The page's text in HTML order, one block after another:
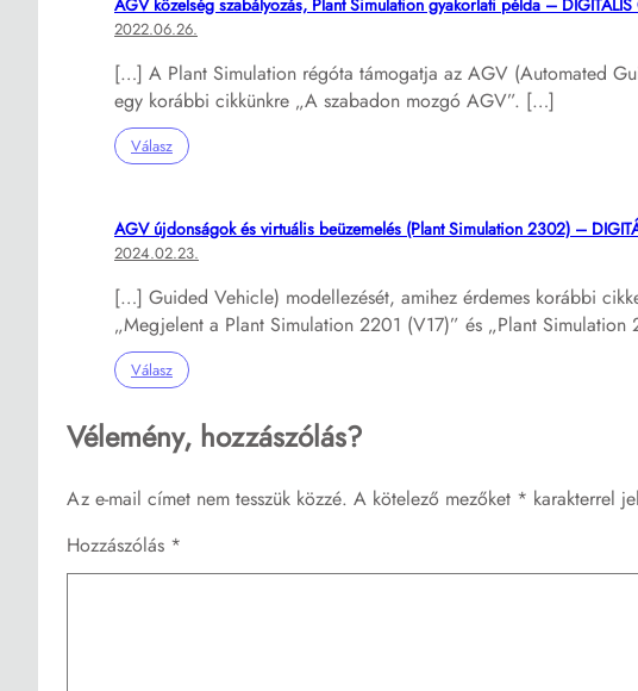
2022.06.26.
[…] A Plant Simulation régóta támogatja az AGV (Automated
egy korábbi cikkünkre „A szabadon mozgó AGV”. […]
Válasz
AGV újdonságok és virtuális beüzemelés (Plant Simulation 2302) –
2024.02.23.
[…] Guided Vehicle) modellezését, amihez érdemes korábbi
„Megjelent a Plant Simulation 2201 (V17)” és „Plant
Válasz
Vélemény, hozzászólás?
Az e-mail címet nem tesszük közzé. A kötelező mezőket * karakterrel
Hozzászólás *